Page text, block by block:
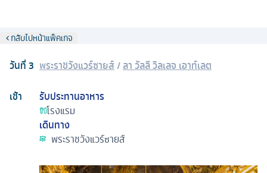
กลับไปหน้าแพ็คเกจ
วันที่3 พระราชวังแวร์ซายส์/ลา วัลลี วิลเลจ เอาท์เลต
เช้า
รับประทานอาหาร
โรงแรม
เดินทาง
พระราชวังแวร์ซายส์